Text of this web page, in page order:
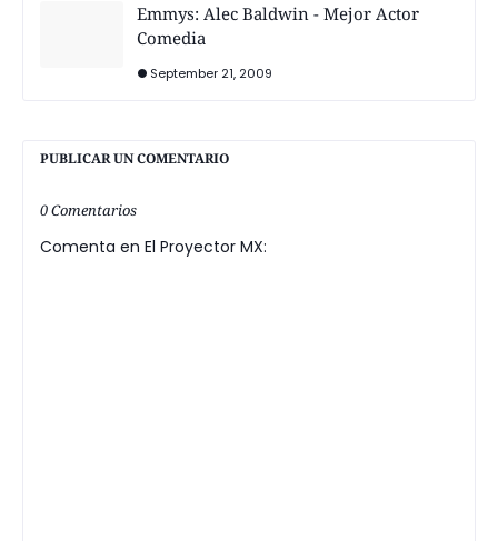
Emmys: Alec Baldwin - Mejor Actor
Comedia
September 21, 2009
PUBLICAR UN COMENTARIO
0 Comentarios
Comenta en El Proyector MX: